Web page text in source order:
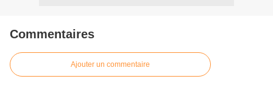
Commentaires
Ajouter un commentaire